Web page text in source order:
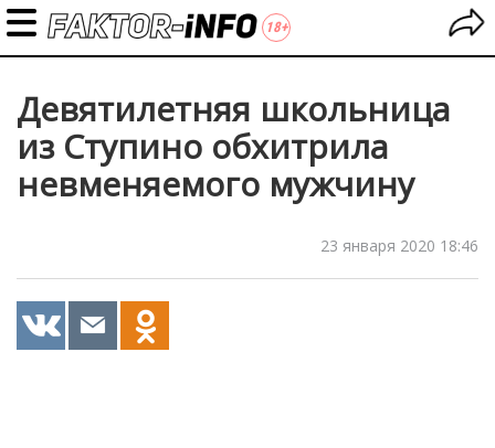
Девятилетняя школьница
из Ступино обхитрила
невменяемого мужчину
23 января 2020 18:46